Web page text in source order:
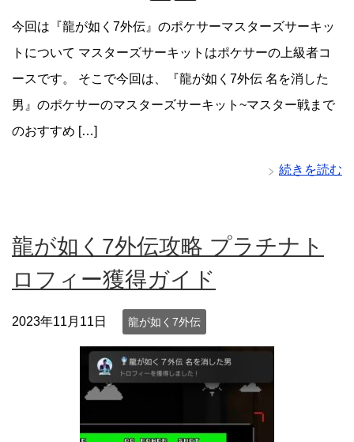
今回は『龍が如く7外伝』のポケサーマスターズサーキッ
トについて マスターズサーキットはポケサーの上級者コ
ースです。 そこで今回は、『龍が如く7外伝 名を消した
男』のポケサーのマスターズサーキット~マスター戦まで
のおすすめ […]
続きを読む
龍が如く7外伝攻略 プラチナト
ロフィー獲得ガイド
2023年11月11日 龍が如く7外伝